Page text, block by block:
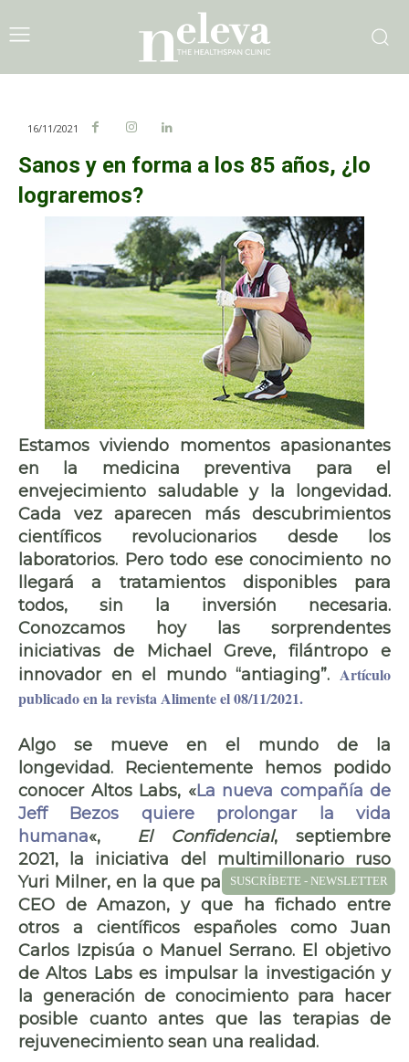
16/11/2021
Sanos y en forma a los 85 años, ¿lo
lograremos?
Estamos viviendo momentos apasionantes
en la medicina preventiva para el
envejecimiento saludable y la longevidad.
Cada vez aparecen más descubrimientos
científicos revolucionarios desde los
laboratorios. Pero todo ese conocimiento no
llegará a tratamientos disponibles para
todos, sin la inversión necesaria.
Conozcamos hoy las sorprendentes
iniciativas de Michael Greve, filántropo e
innovador en el mundo “antiaging”. Artículo
publicado en la revista Alimente el 08/11/2021.
Algo se mueve en el mundo de la
longevidad. Recientemente hemos podido
conocer Altos Labs, «La nueva compañía de
Jeff Bezos quiere prolongar la vida
humana«, El Confidencial, septiembre
2021, la iniciativa del multimillonario ruso
Yuri Milner, en la que participa Jeff Bezos, ex
CEO de Amazon, y que ha fichado entre
otros a científicos españoles como Juan
Carlos Izpisúa o Manuel Serrano. El objetivo
de Altos Labs es impulsar la investigación y
la generación de conocimiento para hacer
posible cuanto antes que las terapias de
rejuvenecimiento sean una realidad.
SUSCRÍBETE - NEWSLETTER